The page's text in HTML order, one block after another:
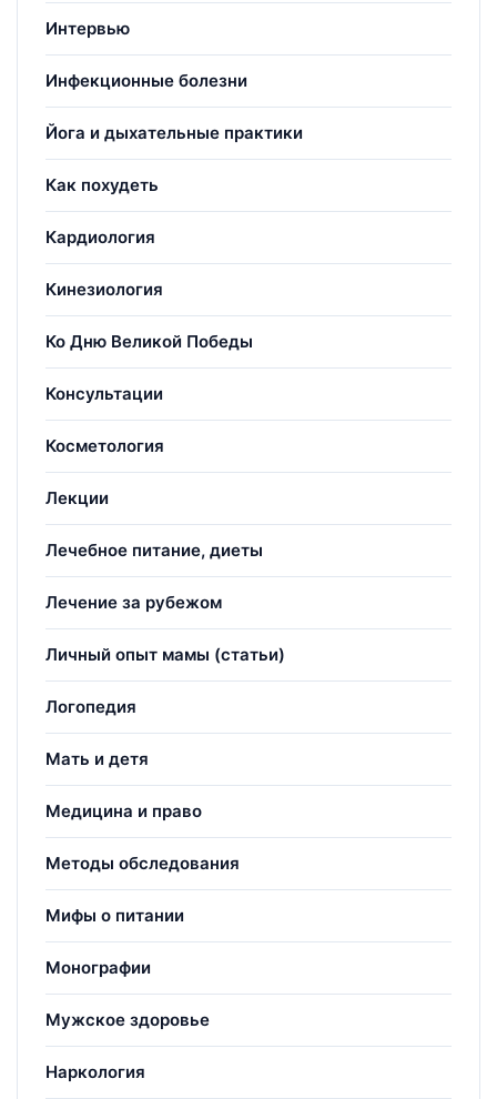
Интервью
Инфекционные болезни
Йога и дыхательные практики
Как похудеть
Кардиология
Кинезиология
Ко Дню Великой Победы
Консультации
Косметология
Лекции
Лечебное питание, диеты
Лечение за рубежом
Личный опыт мамы (статьи)
Логопедия
Мать и детя
Медицина и право
Методы обследования
Мифы о питании
Монографии
Мужское здоровье
Наркология